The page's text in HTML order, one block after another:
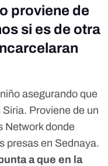
proviene de
si es de otra
asegurando que
Proviene de un
Network donde
presas en Sednaya.
a que en la